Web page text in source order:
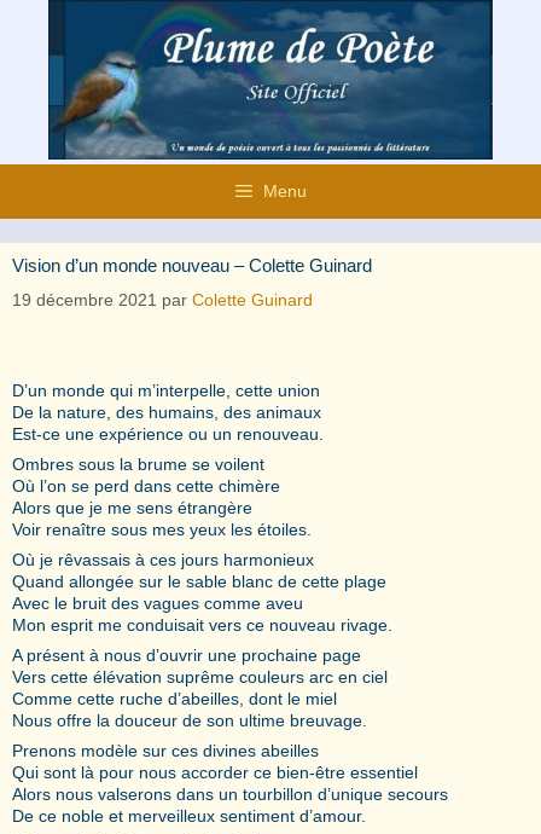
contenu
Menu
Vision d’un monde nouveau – Colette Guinard
19 décembre 2021 par Colette Guinard
D’un monde qui m’interpelle, cette union
De la nature, des humains, des animaux
Est-ce une expérience ou un renouveau.
Ombres sous la brume se voilent
Où l’on se perd dans cette chimère
Alors que je me sens étrangère
Voir renaître sous mes yeux les étoiles.
Où je rêvassais à ces jours harmonieux
Quand allongée sur le sable blanc de cette plage
Avec le bruit des vagues comme aveu
Mon esprit me conduisait vers ce nouveau rivage.
A présent à nous d’ouvrir une prochaine page
Vers cette élévation suprême couleurs arc en ciel
Comme cette ruche d’abeilles, dont le miel
Nous offre la douceur de son ultime breuvage.
Prenons modèle sur ces divines abeilles
Qui sont là pour nous accorder ce bien-être essentiel
Alors nous valserons dans un tourbillon d’unique secours
De ce noble et merveilleux sentiment d’amour.